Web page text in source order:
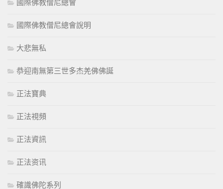
國際佛教僧尼總會
國際佛教僧尼總會說明
大悲無私
恭迎南無第三世多杰羌佛佛誕
正法寶典
正法視頻
正法資訊
正法资讯
確識佛陀系列